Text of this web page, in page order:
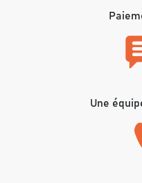
Une